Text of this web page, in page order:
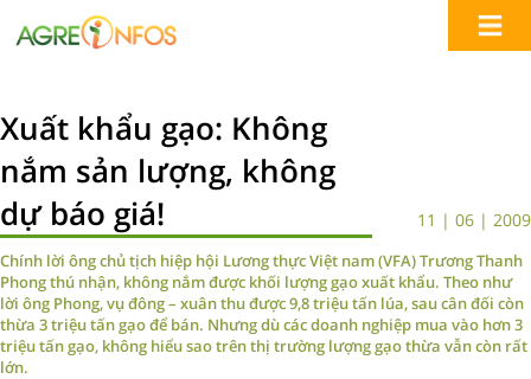
Xuất khẩu gạo: Không
nắm sản lượng, không
dự báo giá!
11 | 06 | 2009
Chính lời ông chủ tịch hiệp hội Lương thực Việt nam (VFA) Trương Thanh
Phong thú nhận, không nắm được khối lượng gạo xuất khẩu. Theo như
lời ông Phong, vụ đông – xuân thu được 9,8 triệu tấn lúa, sau cân đối còn
thừa 3 triệu tấn gạo để bán. Nhưng dù các doanh nghiệp mua vào hơn 3
triệu tấn gạo, không hiểu sao trên thị trường lượng gạo thừa vẫn còn rất
lớn.